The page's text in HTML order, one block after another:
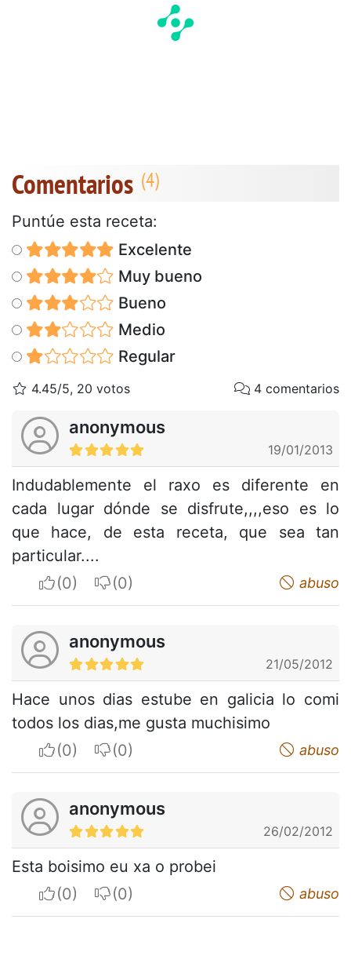
Comentarios
Puntúe esta receta:
Excelente
Muy bueno
Bueno
Medio
Regular
4.45/5, 20 votos 4 comentarios
anonymous
19/01/2013
Indudablemente el raxo es diferente en
cada lugar dónde se disfrute,,,,eso es lo
que hace, de esta receta, que sea tan
particular....
I apreciateI do not appreciate abuso
anonymous
21/05/2012
Hace unos dias estube en galicia lo comi
todos los dias,me gusta muchisimo
I apreciateI do not appreciate abuso
anonymous
26/02/2012
Esta boisimo eu xa o probei
I apreciateI do not appreciate abuso